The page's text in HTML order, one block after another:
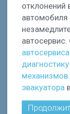
отклонений
автомобиля
автосервиса
диагностику
механизмов
эвакуатора